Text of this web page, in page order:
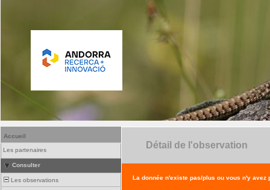
Accueil
Les partenaires
Consulter
Les observations
Détail de l'observation
La donnée n'existe pas/plus ou vous n'y avez